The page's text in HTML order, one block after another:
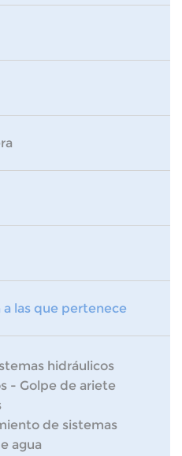
las que pertenece
hidráulicos
- Golpe de ariete
de sistemas
agua